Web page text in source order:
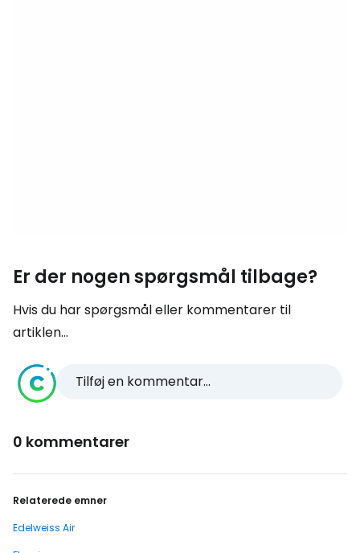
Er der nogen spørgsmål tilbage?
Hvis du har spørgsmål eller kommentarer til
artiklen...
Tilføj en kommentar...
0 kommentarer
Relaterede emner
Edelweiss Air